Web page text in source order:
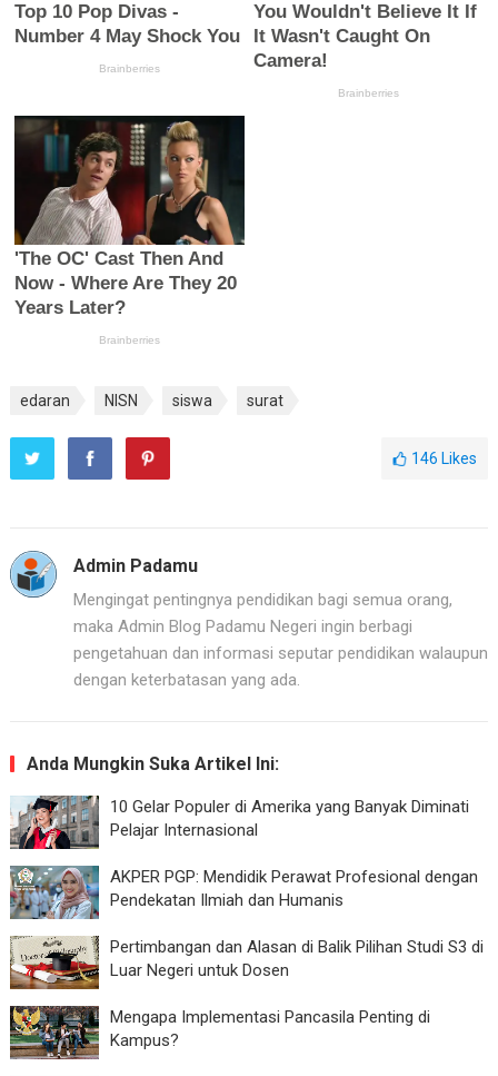
edaran NISN siswa surat
146 Likes
Admin Padamu
Mengingat pentingnya pendidikan bagi semua orang,
maka Admin Blog Padamu Negeri ingin berbagi
pengetahuan dan informasi seputar pendidikan walaupun
dengan keterbatasan yang ada.
Anda Mungkin Suka Artikel Ini:
10 Gelar Populer di Amerika yang Banyak Diminati
Pelajar Internasional
AKPER PGP: Mendidik Perawat Profesional dengan
Pendekatan Ilmiah dan Humanis
Pertimbangan dan Alasan di Balik Pilihan Studi S3 di
Luar Negeri untuk Dosen
Mengapa Implementasi Pancasila Penting di
Kampus?